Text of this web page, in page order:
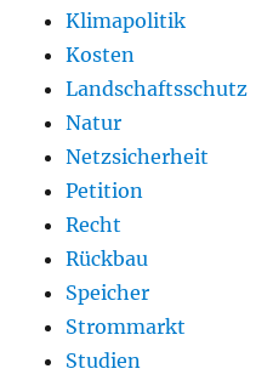
Klimapolitik
Kosten
Landschaftsschutz
Natur
Netzsicherheit
Petition
Recht
Rückbau
Speicher
Strommarkt
Studien